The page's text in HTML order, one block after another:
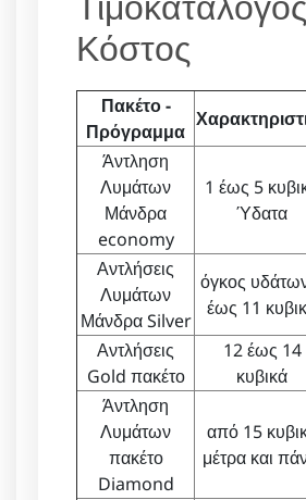
Κόστος
Πακέτο -
Πρόγραμμα
Άντληση
Λυμάτων
Μάνδρα
economy
1 έως 5
Ύδατα
Αντλήσεις
Λυμάτων
Μάνδρα Silver
όγκος
έως 11
Αντλήσεις
Gold πακέτο
12 έως 14
κυβικά
Άντληση
Λυμάτων
πακέτο
Diamond
από 15
μέτρα και